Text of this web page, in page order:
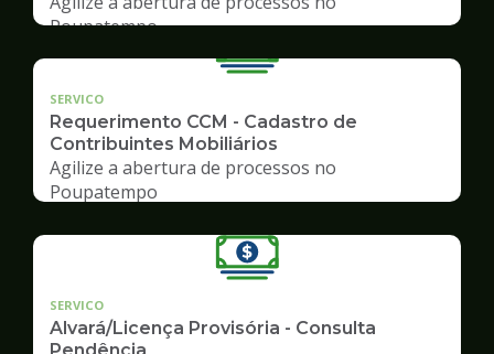
Poupatempo
SERVICO
Requerimento CCM - Cadastro de
Contribuintes Mobiliários
Agilize a abertura de processos no
Poupatempo
SERVICO
Alvará/Licença Provisória - Consulta